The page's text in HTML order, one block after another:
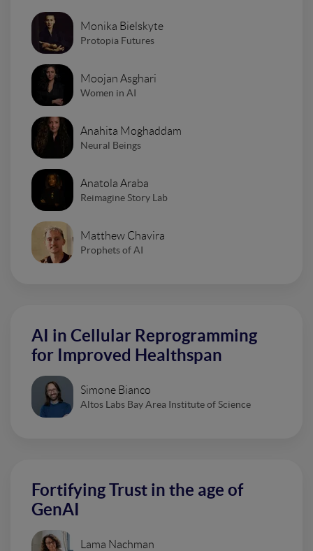
Monika Bielskyte
Protopia Futures
Moojan Asghari
Women in AI
Anahita Moghaddam
Neural Beings
Anatola Araba
Reimagine Story Lab
Matthew Chavira
Prophets of AI
AI in Cellular Reprogramming
for Improved Healthspan
Simone Bianco
Altos Labs Bay Area Institute of Science
Fortifying Trust in the age of
GenAI
Lama Nachman